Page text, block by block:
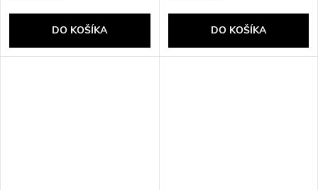
DO KOŠÍKA DO KOŠÍKA